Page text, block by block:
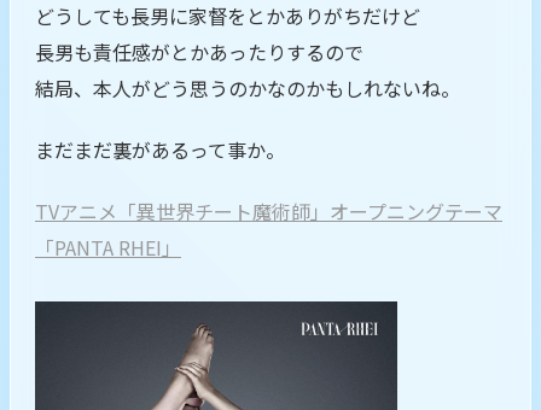
どうしても長男に家督をとかありがちだけど
長男も責任感がとかあったりするので
結局、本人がどう思うのかなのかもしれないね。
まだまだ裏があるって事か。
TVアニメ「異世界チート魔術師」オープニングテーマ
「PANTA RHEI」